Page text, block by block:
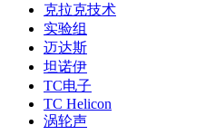
克拉克技术
实验组
迈达斯
坦诺伊
TC电子
TC Helicon
涡轮声